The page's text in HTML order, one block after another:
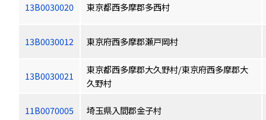
13B0030020 東京都西多摩郡多西村
13B0030012 東京府西多摩郡瀬戸岡村
13B0030021
東京都西多摩郡大久野村/東京府西多摩郡大
久野村
11B0070005 埼玉県入間郡金子村